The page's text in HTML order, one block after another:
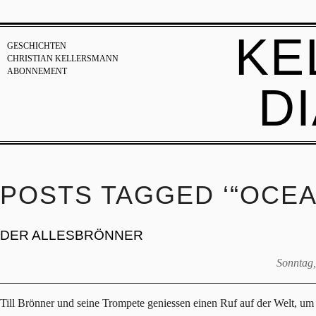
GESCHICHTEN
CHRISTIAN KELLERSMANN
ABONNEMENT
POSTS TAGGED
DER ALLESBRÖNNER
Till Brönner und seine Trompete geniessen einen Ruf auf der Welt,